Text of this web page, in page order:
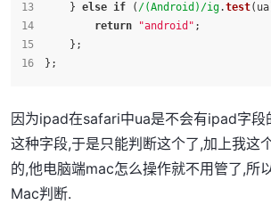
    }
else if ( /(Android)/ig.test
return
"android" ;
    };
};
因为ipad在safari中ua是不会有ipad字段
这种字段,于是只能判断这个了,加上我这
的,他电脑端mac怎么操作就不用管了,所
Mac判断.